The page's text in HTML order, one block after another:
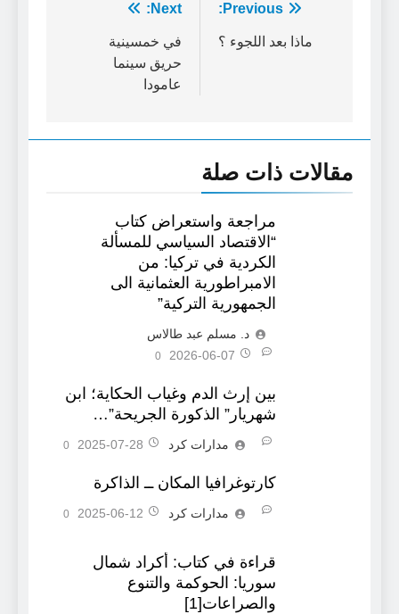
تصفّح
المقالات
Previous:
ماذا بعد اللجوء ؟
Next:
في خمسينية
حريق سينما
عامودا
مقالات ذات صلة
مراجعة واستعراض كتاب
“الاقتصاد السياسي للمسألة
الكردية في تركيا: من
الامبراطورية العثمانية الى
الجمهورية التركية”
د. مسلم عبد طالاس
2026-06-07
0
بين إرث الدم وغياب الحكاية؛ ابن
شهريار” الذكورة الجريحة”…
مدارات كرد 2025-07-28
0
كارتوغرافيا المكان ــ الذاكرة
مدارات كرد 2025-06-12
0
قراءة في كتاب: أكراد شمال
سوريا: الحوكمة والتنوع
والصراعات[1]